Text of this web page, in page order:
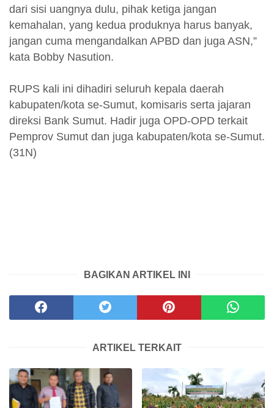
dari sisi uangnya dulu, pihak ketiga jangan
kemahalan, yang kedua produknya harus banyak,
jangan cuma mengandalkan APBD dan juga ASN,”
kata Bobby Nasution.
RUPS kali ini dihadiri seluruh kepala daerah
kabupaten/kota se-Sumut, komisaris serta jajaran
direksi Bank Sumut. Hadir juga OPD-OPD terkait
Pemprov Sumut dan juga kabupaten/kota se-Sumut.
(31N)
BAGIKAN ARTIKEL INI
ARTIKEL TERKAIT